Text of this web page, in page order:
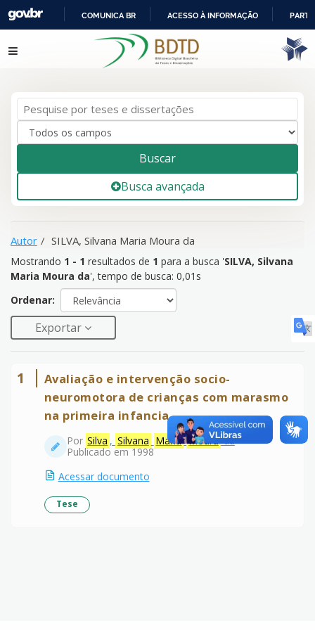
IR
PARA
COMUNICA BR ACESSO À INFORMAÇÃO
resultados de 1para a busca '
SILVA, Silvana
Maria Moura da
Pular para o conteúdo
Buscar
Busca avançada
Autor SILVA, Silvana Maria Moura da
Mostrando 1 - 1 resultados de 1 para a busca 'SILVA, Silvana
Maria Moura da', tempo de busca: 0,01s
Ordenar:
Exportar
1
Avaliação e intervenção socio-
neuromotora de crianças com marasmo
na primeira infancia
Por Silva , Silvana Maria Mourada
Publicado em 1998
Acessar documento
Tese